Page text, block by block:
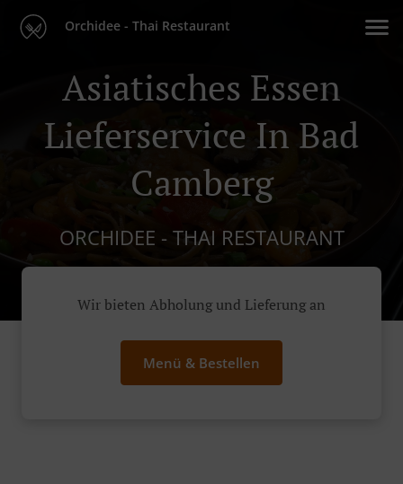
Orchidee - Thai Restaurant
Asiatisches Essen
Lieferservice In Bad
Camberg
ORCHIDEE - THAI RESTAURANT
Wir bieten Abholung und Lieferung an
Menü & Bestellen